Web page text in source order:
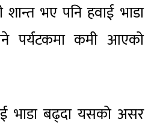
शान्त भए पनि हवाई भाडा
पर्यटकमा कमी आएको
भाडा बढ्दा यसको असर